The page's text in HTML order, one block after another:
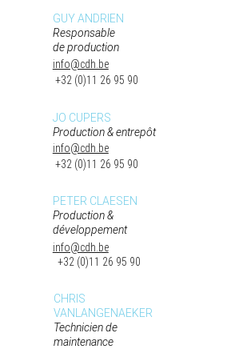
GUY ANDRIEN
Responsable
de production
info@cdh.be
+32 (0)11 26 95 90
JO CUPERS
Production & entrepôt
info@cdh.be
+32 (0)11 26 95 90
PETER CLAESEN
Production &
développement
+32 (0)11 26 95 90
CHRIS
VANLANGENAEKER
Technicien de
maintenance
info@cdh.be